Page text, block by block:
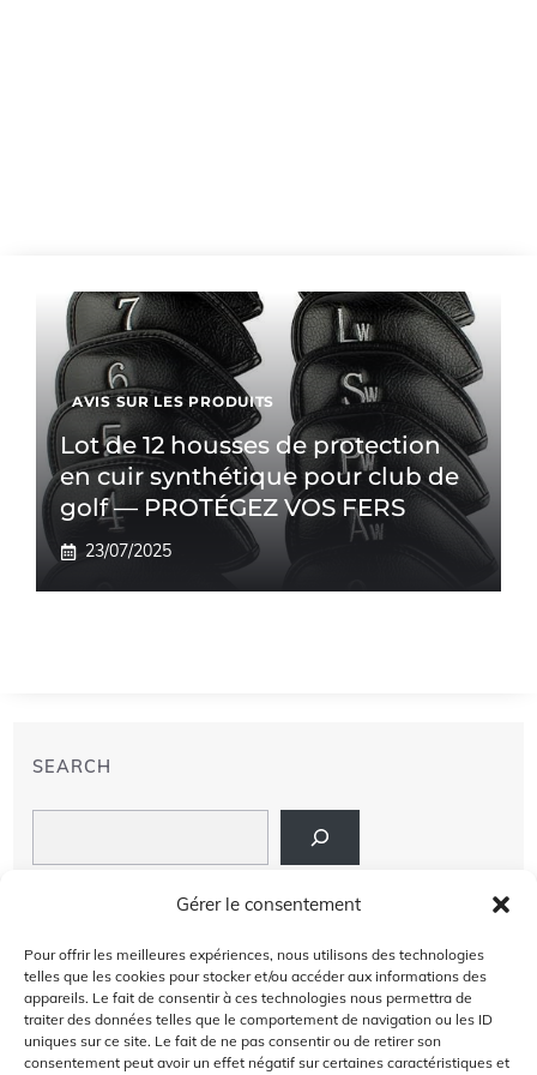
Gérer le consentement
Pour offrir les meilleures expériences, nous utilisons des technologies
telles que les cookies pour stocker et/ou accéder aux informations des
appareils. Le fait de consentir à ces technologies nous permettra de
traiter des données telles que le comportement de navigation ou les ID
uniques sur ce site. Le fait de ne pas consentir ou de retirer son
consentement peut avoir un effet négatif sur certaines caractéristiques et
AVIS SUR LES PRODUITS
Lot de 12 housses de protection
en cuir synthétique pour club de
golf — PROTÉGEZ VOS FERS
23/07/2025
SEARCH
À PROPOS DE NOUS
AVIS DE NON-RESPONSABILITÉ